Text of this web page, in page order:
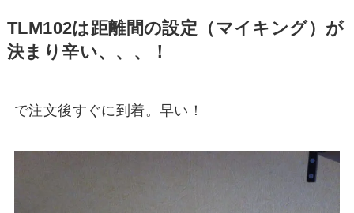
TLM102は距離間の設定（マイキング）が
決まり辛い、、、！
で注文後すぐに到着。早い！